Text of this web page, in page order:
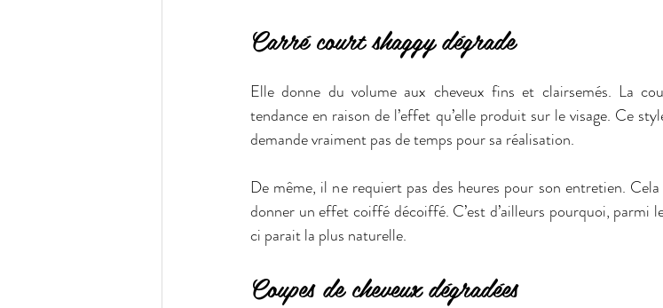
Carré court shaggy dégrade
Elle donne du volume aux cheveux fins et clairsemés. La
tendance en raison de l’effet qu’elle produit sur le visage. Ce
demande vraiment pas de temps pour sa réalisation.
De même, il ne requiert pas des heures pour son entretien.
donner un effet coiffé décoiffé. C’est d’ailleurs pourquoi, parmi
ci parait la plus naturelle.
Coupes de cheveux dégradées